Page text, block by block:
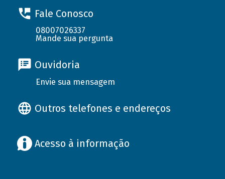
Fale Conosco
08007026337
Mande sua pergunta
Ouvidoria
Envie sua mensagem
Outros telefones e endereços
Acesso à informação